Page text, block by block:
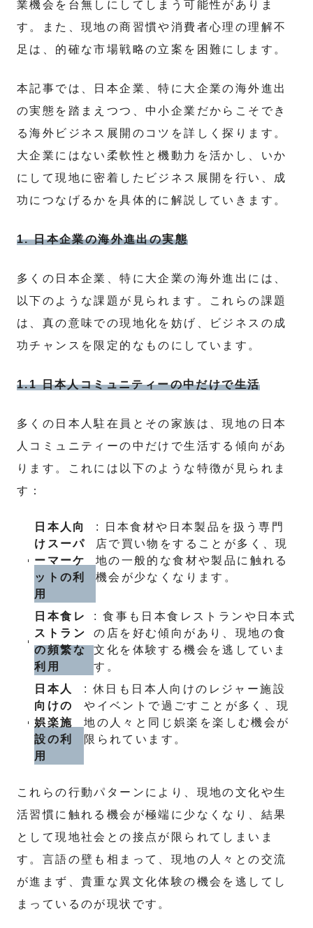
業機会を台無しにしてしまう可能性がありま
す。また、現地の商習慣や消費者心理の理解不
足は、的確な市場戦略の立案を困難にします。
本記事では、日本企業、特に大企業の海外進出
の実態を踏まえつつ、中小企業だからこそでき
る海外ビジネス展開のコツを詳しく探ります。
大企業にはない柔軟性と機動力を活かし、いか
にして現地に密着したビジネス展開を行い、成
功につなげるかを具体的に解説していきます。
1. 日本企業の海外進出の実態
多くの日本企業、特に大企業の海外進出には、
以下のような課題が見られます。これらの課題
は、真の意味での現地化を妨げ、ビジネスの成
功チャンスを限定的なものにしています。
1.1 日本人コミュニティーの中だけで生活
多くの日本人駐在員とその家族は、現地の日本
人コミュニティーの中だけで生活する傾向があ
ります。これには以下のような特徴が見られま
す：
日本人向
けスーパ
ーマーケ
ットの利
用
: 日本食材や日本製品を扱う専門
店で買い物をすることが多く、現
地の一般的な食材や製品に触れる
機会が少なくなります。
日本食レ
ストラン
の頻繁な
利用
: 食事も日本食レストランや日本式
の店を好む傾向があり、現地の食
文化を体験する機会を逃していま
す。
日本人
向けの
娯楽施
設の利
用
: 休日も日本人向けのレジャー施設
やイベントで過ごすことが多く、現
地の人々と同じ娯楽を楽しむ機会が
限られています。
これらの行動パターンにより、現地の文化や生
活習慣に触れる機会が極端に少なくなり、結果
として現地社会との接点が限られてしまいま
す。言語の壁も相まって、現地の人々との交流
が進まず、貴重な異文化体験の機会を逃してし
まっているのが現状です。